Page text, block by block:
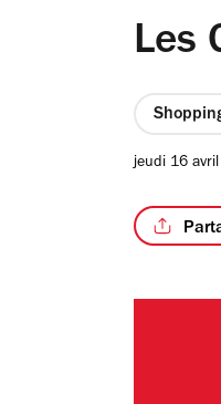
Les
jeudi 16